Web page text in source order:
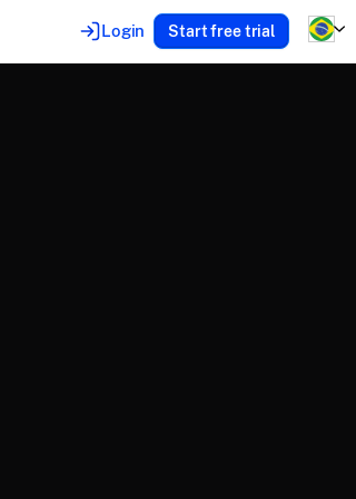
Login Start free trial